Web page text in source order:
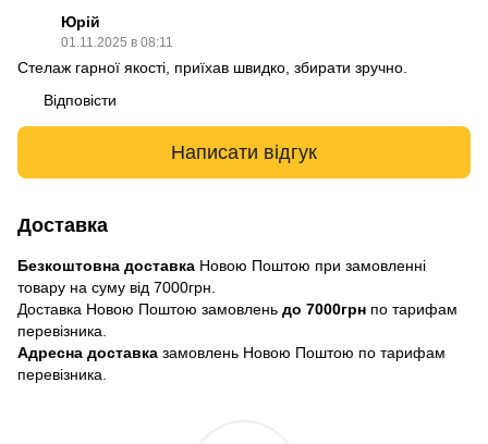
Юрій
01.11.2025 в 08:11
Стелаж гарної якості, приїхав швидко, збирати зручно.
Відповісти
Написати відгук
Доставка
Безкоштовна доставка Новою Поштою при замовленні
товару на суму від 7000грн.
Доставка Новою Поштою замовлень до 7000грн по тарифам
перевізника.
Адресна доставка замовлень Новою Поштою по тарифам
перевізника.